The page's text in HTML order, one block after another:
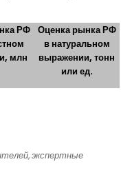
РФ
млн
Оценка рынка РФ
в натуральном
выражении, тонн
или ед.
экспертные